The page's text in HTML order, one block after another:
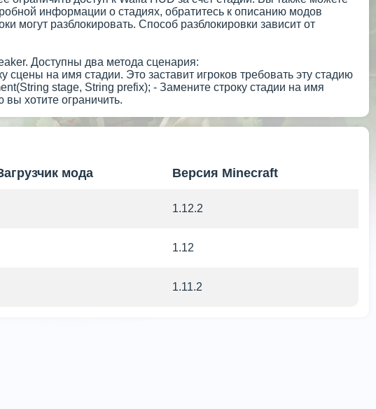
информации о стадиях, обратитесь к описанию модов
могут разблокировать. Способ разблокировки зависит от
Доступны два метода сценария:
на имя стадии. Это заставит игроков требовать эту стадию
stage, String prefix); - Замените строку стадии на имя
хотите ограничить.
мода Версия Minecraft
1.12.2
1.12
1.11.2